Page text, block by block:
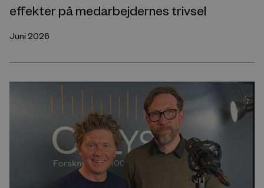
effekter på medarbejdernes trivsel
Juni 2026